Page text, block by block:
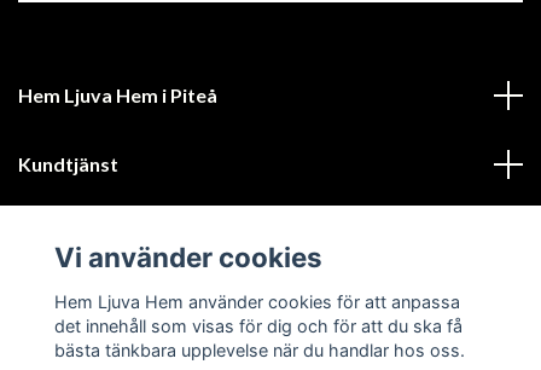
Hem Ljuva Hem i Piteå
Kundtjänst
Sociala medier
Vi använder cookies
Hem Ljuva Hem använder cookies för att anpassa
det innehåll som visas för dig och för att du ska få
bästa tänkbara upplevelse när du handlar hos oss.